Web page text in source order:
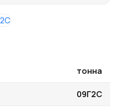
тонна
09Г2С